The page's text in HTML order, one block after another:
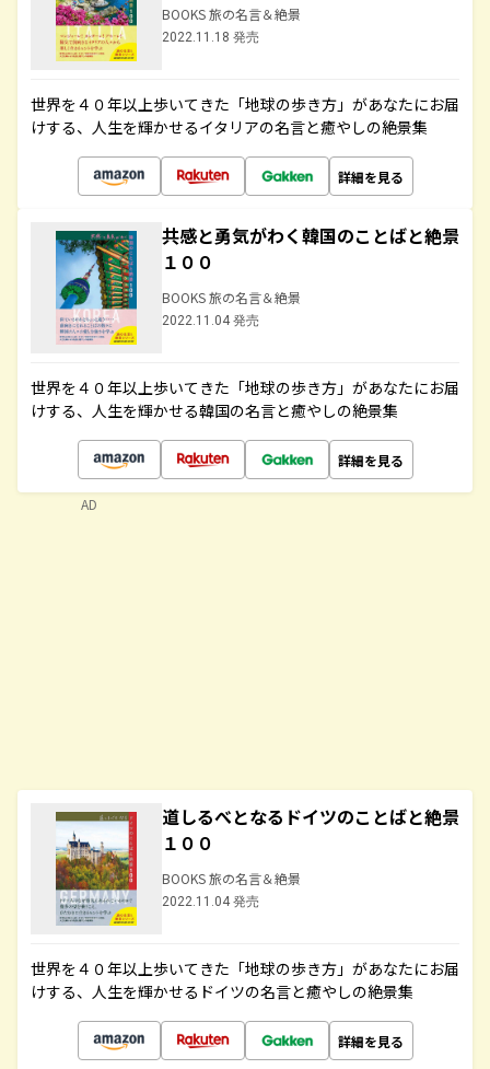
BOOKS 旅の名言＆絶景
2022.11.18 発売
世界を４０年以上歩いてきた「地球の歩き方」があなたにお届
けする、人生を輝かせるイタリアの名言と癒やしの絶景集
詳細を見る
共感と勇気がわく韓国のことばと絶景
１００
BOOKS 旅の名言＆絶景
2022.11.04 発売
世界を４０年以上歩いてきた「地球の歩き方」があなたにお届
けする、人生を輝かせる韓国の名言と癒やしの絶景集
詳細を見る
道しるべとなるドイツのことばと絶景
１００
BOOKS 旅の名言＆絶景
2022.11.04 発売
世界を４０年以上歩いてきた「地球の歩き方」があなたにお届
けする、人生を輝かせるドイツの名言と癒やしの絶景集
詳細を見る
AD